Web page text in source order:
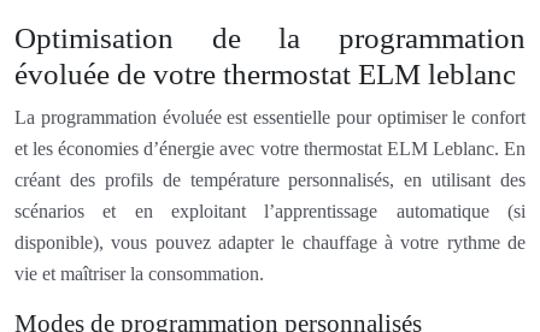
Optimisation de la programmation
évoluée de votre thermostat ELM leblanc
La programmation évoluée est essentielle pour optimiser le confort
et les économies d’énergie avec votre thermostat ELM Leblanc. En
créant des profils de température personnalisés, en utilisant des
scénarios et en exploitant l’apprentissage automatique (si
disponible), vous pouvez adapter le chauffage à votre rythme de
vie et maîtriser la consommation.
Modes de programmation personnalisés